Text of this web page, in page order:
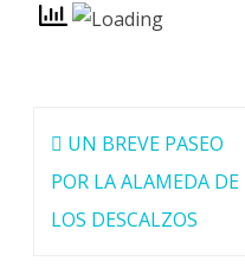
Navegación
de
entradas
UN BREVE PASEO
POR LA ALAMEDA DE
LOS DESCALZOS